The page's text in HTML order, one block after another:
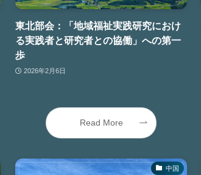
東北部会：「地域福祉実践研究におけ
る実践者と研究者との協働」への第一
歩
2026年2月6日
Read More
中国